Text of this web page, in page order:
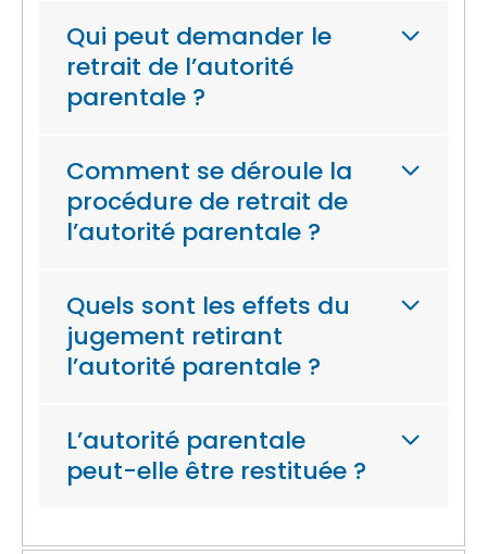
Qui peut demander le
retrait de l’autorité
parentale ?
Comment se déroule la
procédure de retrait de
l’autorité parentale ?
Quels sont les effets du
jugement retirant
l’autorité parentale ?
L’autorité parentale
peut-elle être restituée ?